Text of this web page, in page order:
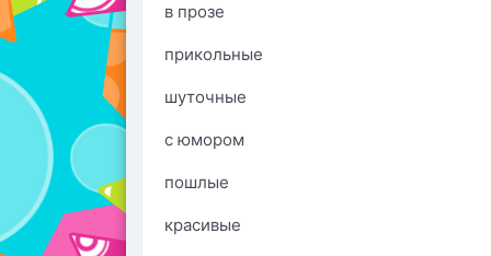
в прозе
прикольные
шуточные
с юмором
пошлые
красивые